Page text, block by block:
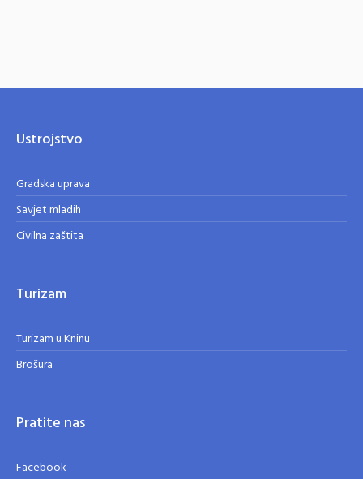
Ustrojstvo
Gradska uprava
Savjet mladih
Civilna zaštita
Turizam
Turizam u Kninu
Brošura
Pratite nas
Facebook